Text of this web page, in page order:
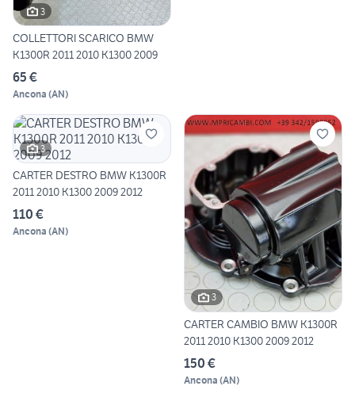
3
COLLETTORI SCARICO BMW
K1300R 2011 2010 K1300 2009
65 €
Ancona (AN)
3
CARTER DESTRO BMW K1300R
2011 2010 K1300 2009 2012
110 €
Ancona (AN)
3
CARTER CAMBIO BMW K1300R
2011 2010 K1300 2009 2012
150 €
Ancona (AN)